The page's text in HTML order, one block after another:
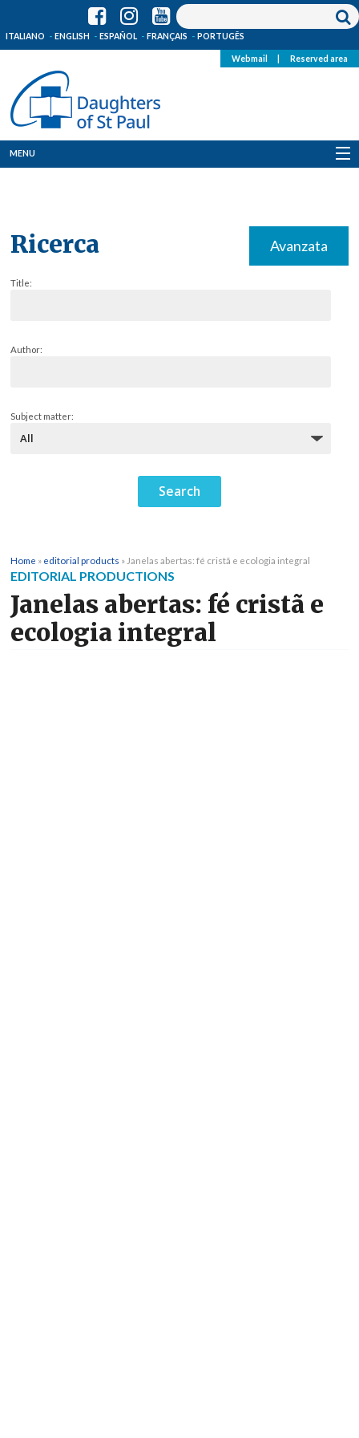
ITALIANO ENGLISH ESPAÑOL FRANÇAIS PORTUGÊS
Webmail Reserved area
MENU
Ricerca Avanzata
Title:
Author:
Subject matter:
Home » editorial products » Janelas abertas: fé cristã e ecologia integral
EDITORIAL PRODUCTIONS
Janelas abertas: fé cristã e
ecologia integral